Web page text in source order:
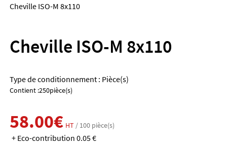
Cheville ISO-M 8x110
Cheville ISO-M 8x110
Type de conditionnement : Pièce(s)
Contient :250pièce(s)
58.00€ HT / 100 pièce(s)
+ Eco-contribution 0.05 €